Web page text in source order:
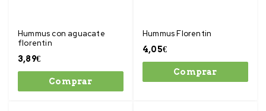
Hummus con aguacate
florentin
3,89€
Comprar
Hummus Florentin
4,05€
Comprar